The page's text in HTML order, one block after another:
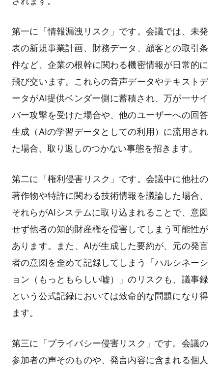
第一に「情報漏洩リスク」です。会議では、未発
表の新規事業計画、財務データ、顧客との取引条
件など、企業の根幹に関わる機密情報が日常的に
飛び交います。これらの音声データやテキストデ
ータがAI提供ベンダー側に蓄積され、万が一サイ
バー攻撃を受けた場合や、他のユーザーへの回答
生成（AIの学習データとしての利用）に流用され
た場合、取り返しのつかない事態を招きます。
第二に「権利侵害リスク」です。会議中に他社の
著作物や特許に関わる技術情報を議論した場合、
それらがAIシステムに取り込まれることで、意図
せず他者の知的財産権を侵害してしまう可能性が
あります。また、AIが生成した要約が、元の発言
者の意図を歪めて記録してしまう「ハルシネーシ
ョン（もっともらしい嘘）」のリスクも、議事録
という公式記録においては致命的な問題になり得
ます。
第三に「プライバシー侵害リスク」です。会議の
参加者の声そのものや、発言内容に含まれる個人